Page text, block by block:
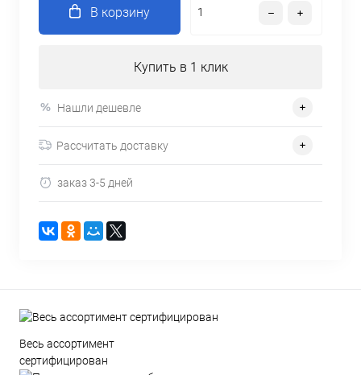
В корзину
Купить в 1 клик
Нашли дешевле
Рассчитать доставку
заказ 3-5 дней
Весь ассортимент
сертифицирован